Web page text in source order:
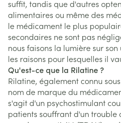
suffit, tandis que d'autres
alimentaires ou même des
le médicament le plus
secondaires ne sont pas
nous faisons la lumière sur
les raisons pour lesquelles il
Qu'est-ce que la Rilatine ?
Rilatine, également connu
nom de marque du
s'agit d'un psychostimulant
patients souffrant d'un